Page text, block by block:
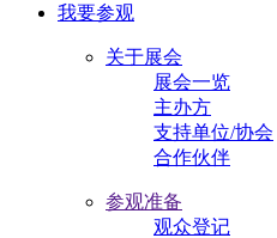
我要参观
关于展会
展会一览
主办方
支持单位/协会
合作伙伴
参观准备
观众登记